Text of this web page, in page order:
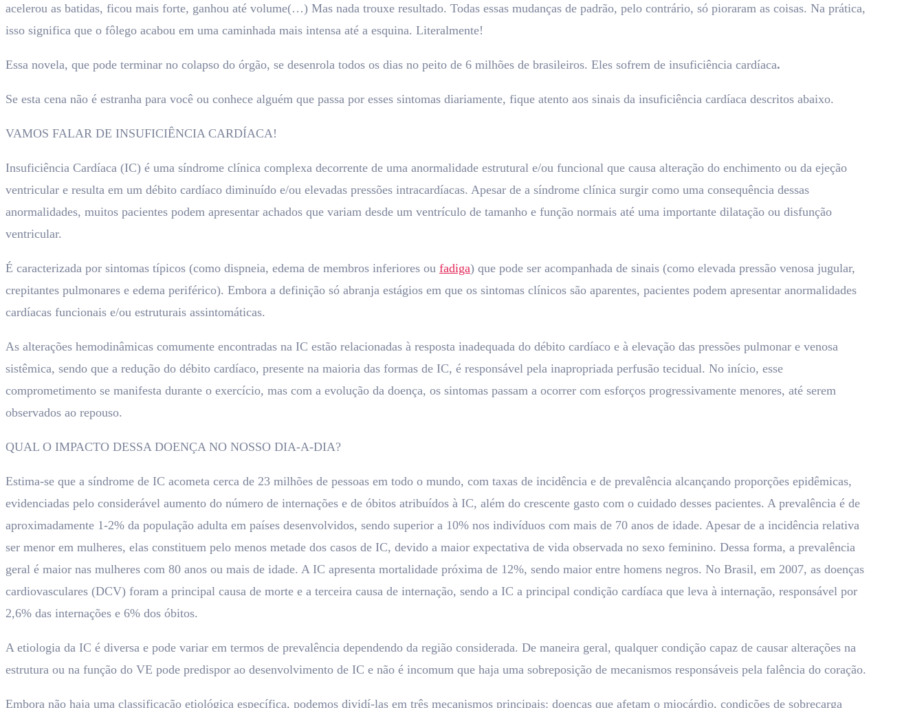
acelerou as batidas, ficou mais forte, ganhou até volume(…) Mas nada trouxe resultado. Todas essas mudanças de padrão, pelo contrário, só pioraram as coisas. Na prática,
isso significa que o fôlego acabou em uma caminhada mais intensa até a esquina. Literalmente!
Essa novela, que pode terminar no colapso do órgão, se desenrola todos os dias no peito de 6 milhões de brasileiros. Eles sofrem de insuficiência cardíaca.
Se esta cena não é estranha para você ou conhece alguém que passa por esses sintomas diariamente, fique atento aos sinais da insuficiência cardíaca descritos abaixo.
VAMOS FALAR DE INSUFICIÊNCIA CARDÍACA!
Insuficiência Cardíaca (IC) é uma síndrome clínica complexa decorrente de uma anormalidade estrutural e/ou funcional que causa alteração do enchimento ou da ejeção
ventricular e resulta em um débito cardíaco diminuído e/ou elevadas pressões intracardíacas. Apesar de a síndrome clínica surgir como uma consequência dessas
anormalidades, muitos pacientes podem apresentar achados que variam desde um ventrículo de tamanho e função normais até uma importante dilatação ou disfunção
ventricular.
É caracterizada por sintomas típicos (como dispneia, edema de membros inferiores ou fadiga) que pode ser acompanhada de sinais (como elevada pressão venosa jugular,
crepitantes pulmonares e edema periférico). Embora a definição só abranja estágios em que os sintomas clínicos são aparentes, pacientes podem apresentar anormalidades
cardíacas funcionais e/ou estruturais assintomáticas.
As alterações hemodinâmicas comumente encontradas na IC estão relacionadas à resposta inadequada do débito cardíaco e à elevação das pressões pulmonar e venosa
sistêmica, sendo que a redução do débito cardíaco, presente na maioria das formas de IC, é responsável pela inapropriada perfusão tecidual. No início, esse
comprometimento se manifesta durante o exercício, mas com a evolução da doença, os sintomas passam a ocorrer com esforços progressivamente menores, até serem
observados ao repouso.
QUAL O IMPACTO DESSA DOENÇA NO NOSSO DIA-A-DIA?
Estima-se que a síndrome de IC acometa cerca de 23 milhões de pessoas em todo o mundo, com taxas de incidência e de prevalência alcançando proporções epidêmicas,
evidenciadas pelo considerável aumento do número de internações e de óbitos atribuídos à IC, além do crescente gasto com o cuidado desses pacientes. A prevalência é de
aproximadamente 1-2% da população adulta em países desenvolvidos, sendo superior a 10% nos indivíduos com mais de 70 anos de idade. Apesar de a incidência relativa
ser menor em mulheres, elas constituem pelo menos metade dos casos de IC, devido a maior expectativa de vida observada no sexo feminino. Dessa forma, a prevalência
geral é maior nas mulheres com 80 anos ou mais de idade. A IC apresenta mortalidade próxima de 12%, sendo maior entre homens negros. No Brasil, em 2007, as doenças
cardiovasculares (DCV) foram a principal causa de morte e a terceira causa de internação, sendo a IC a principal condição cardíaca que leva à internação, responsável por
2,6% das internações e 6% dos óbitos.
A etiologia da IC é diversa e pode variar em termos de prevalência dependendo da região considerada. De maneira geral, qualquer condição capaz de causar alterações na
estrutura ou na função do VE pode predispor ao desenvolvimento de IC e não é incomum que haja uma sobreposição de mecanismos responsáveis pela falência do coração.
Embora não haja uma classificação etiológica específica, podemos dividí-las em três mecanismos principais: doenças que afetam o miocárdio, condições de sobrecarga